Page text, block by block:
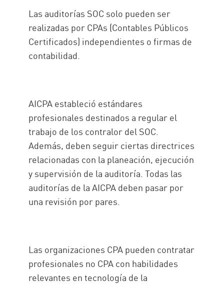
Las auditorías SOC solo pueden ser
realizadas por CPAs (Contables Públicos
Certificados) independientes o firmas de
contabilidad.
AICPA estableció estándares
profesionales destinados a regular el
trabajo de los contralor del SOC.
Además, deben seguir ciertas directrices
relacionadas con la planeación, ejecución
y supervisión de la auditoría. Todas las
auditorías de la AICPA deben pasar por
una revisión por pares.
Las organizaciones CPA pueden contratar
profesionales no CPA con habilidades
relevantes en tecnología de la